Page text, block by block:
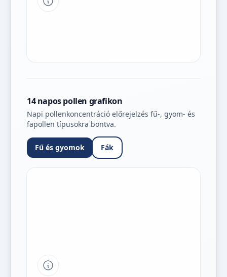
Tipp a grafikon jelmagyarázatához
14 napos pollen grafikon
Napi pollenkoncentráció előrejelzés fű-, gyom- és
fapollen típusokra bontva.
Fű és gyomok Fák
Tipp a grafikon jelmagyarázatához